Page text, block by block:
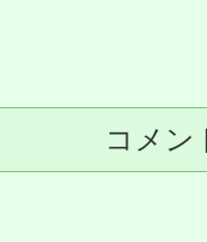
コメン